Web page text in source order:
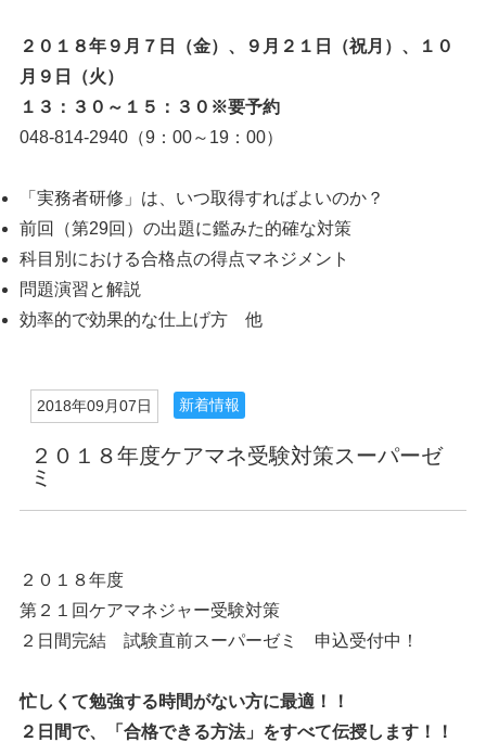
２０１８年９月７日（金）、９月２１日（祝月）、１０
月９日（火）
１３：３０～１５：３０※要予約
048-814-2940（9：00～19：00）
「実務者研修」は、いつ取得すればよいのか？
前回（第29回）の出題に鑑みた的確な対策
科目別における合格点の得点マネジメント
問題演習と解説
効率的で効果的な仕上げ方 他
2018年09月07日 新着情報
２０１８年度ケアマネ受験対策スーパーゼ
ミ
２０１８年度
第２１回ケアマネジャー受験対策
２日間完結 試験直前スーパーゼミ 申込受付中！
忙しくて勉強する時間がない方に最適！！
２日間で、「合格できる方法」をすべて伝授します！！